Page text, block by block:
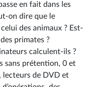
en fait dans les
on dire que le
des animaux ? Est-
primates ?
calculent-ils ?
sans prétention, 0 et
lecteurs de DVD et